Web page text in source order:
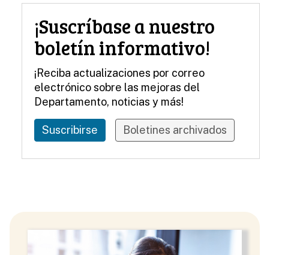
¡Suscríbase a nuestro
boletín informativo!
¡Reciba actualizaciones por correo
electrónico sobre las mejoras del
Departamento, noticias y más!
Suscribirse Boletines archivados